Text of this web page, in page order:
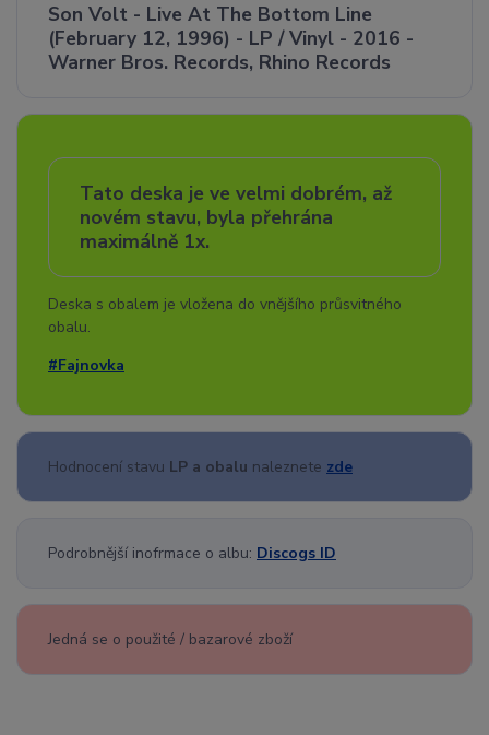
Son Volt - Live At The Bottom Line
(February 12, 1996) - LP / Vinyl - 2016 -
Warner Bros. Records, Rhino Records
Tato deska je ve velmi dobrém, až
novém stavu, byla přehrána
maximálně 1x.
Deska s obalem je vložena do vnějšího průsvitného
obalu.
#Fajnovka
Hodnocení stavu LP a obalu naleznete zde
Podrobnější inofrmace o albu: Discogs ID
Jedná se o použité / bazarové zboží